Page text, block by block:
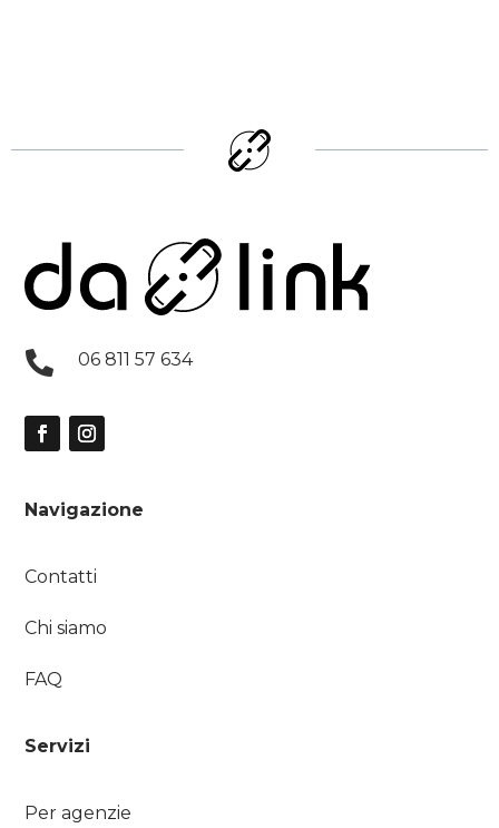
 06 811 57 634
Navigazione
Contatti
Chi siamo
FAQ
Servizi
Per agenzie